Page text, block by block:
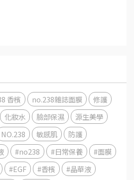
香檳 no.238雜誌面膜
修護
化妝水 臉部保濕
源生美學
NO.238 敏感肌
防護
#no238 #日常保養
#面膜
#EGF #香檳
#晶華液